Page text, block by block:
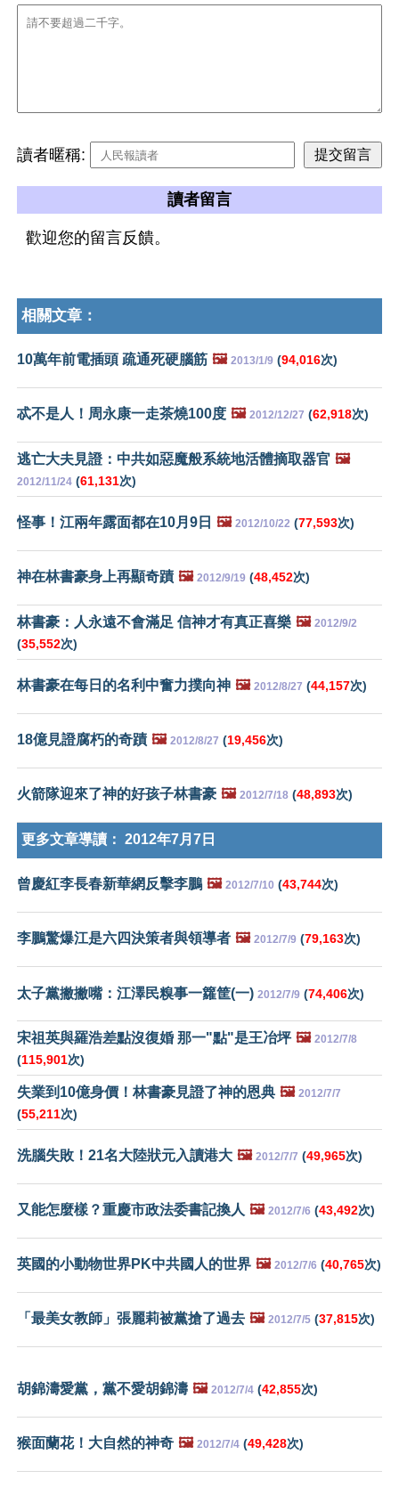
讀者暱稱:
讀者留言
歡迎您的留言反饋。
相關文章：
10萬年前電插頭 疏通死硬腦筋 🖼️ 2013/1/9 (94,016次)
忒不是人！周永康一走茶燒100度 🖼️ 2012/12/27 (62,918次)
逃亡大夫見證：中共如惡魔般系統地活體摘取器官 🖼️
2012/11/24 (61,131次)
怪事！江兩年露面都在10月9日 🖼️ 2012/10/22 (77,593次)
神在林書豪身上再顯奇蹟 🖼️ 2012/9/19 (48,452次)
林書豪：人永遠不會滿足 信神才有真正喜樂 🖼️ 2012/9/2
(35,552次)
林書豪在每日的名利中奮力撲向神 🖼️ 2012/8/27 (44,157次)
18億見證腐朽的奇蹟 🖼️ 2012/8/27 (19,456次)
火箭隊迎來了神的好孩子林書豪 🖼️ 2012/7/18 (48,893次)
更多文章導讀： 2012年7月7日
曾慶紅李長春新華網反擊李鵬 🖼️ 2012/7/10 (43,744次)
李鵬驚爆江是六四決策者與領導者 🖼️ 2012/7/9 (79,163次)
太子黨撇撇嘴：江澤民糗事一籮筐(一) 2012/7/9 (74,406次)
宋祖英與羅浩差點沒復婚 那一"點"是王冶坪 🖼️ 2012/7/8
(115,901次)
失業到10億身價！林書豪見證了神的恩典 🖼️ 2012/7/7
(55,211次)
洗腦失敗！21名大陸狀元入讀港大 🖼️ 2012/7/7 (49,965次)
又能怎麼樣？重慶市政法委書記換人 🖼️ 2012/7/6 (43,492次)
英國的小動物世界PK中共國人的世界 🖼️ 2012/7/6 (40,765次)
「最美女教師」張麗莉被黨搶了過去 🖼️ 2012/7/5 (37,815次)
胡錦濤愛黨，黨不愛胡錦濤 🖼️ 2012/7/4 (42,855次)
猴面蘭花！大自然的神奇 🖼️ 2012/7/4 (49,428次)